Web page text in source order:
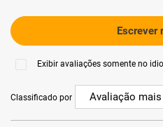
Escrever
Exibir avaliações somente no
Classificado por